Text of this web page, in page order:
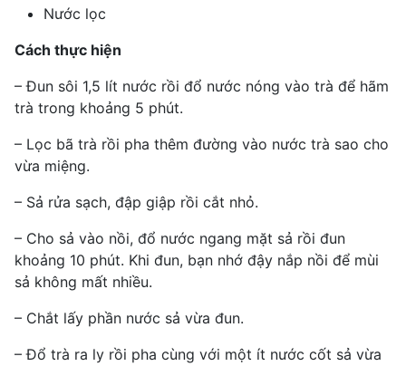
Nước lọc
Cách thực hiện
– Đun sôi 1,5 lít nước rồi đổ nước nóng vào trà để hãm
trà trong khoảng 5 phút.
– Lọc bã trà rồi pha thêm đường vào nước trà sao cho
vừa miệng.
– Sả rửa sạch, đập giập rồi cắt nhỏ.
– Cho sả vào nồi, đổ nước ngang mặt sả rồi đun
khoảng 10 phút. Khi đun, bạn nhớ đậy nắp nồi để mùi
sả không mất nhiều.
– Chắt lấy phần nước sả vừa đun.
– Đổ trà ra ly rồi pha cùng với một ít nước cốt sả vừa